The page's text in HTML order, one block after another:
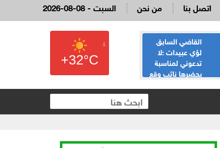
2026-08-08 - السبت من نحن اتصل بنا
القاضي السابق
لؤي عبيدات :لا
تدعوني لمناسبة
يحضرها نائب وقع
الحياصات ينفي
صحة انباء صدور
نتائج الثانوية العامة
غدا الخميس
+32°C